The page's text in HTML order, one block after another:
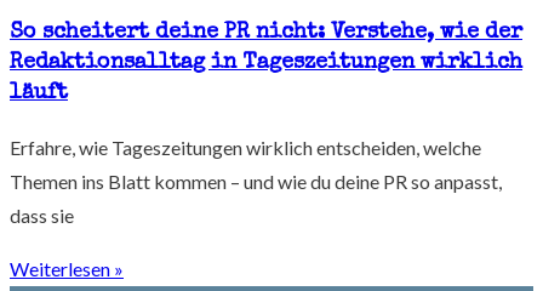
So scheitert deine PR nicht: Verstehe, wie der
Redaktionsalltag in Tageszeitungen wirklich
läuft
Erfahre, wie Tageszeitungen wirklich entscheiden, welche
Themen ins Blatt kommen – und wie du deine PR so anpasst,
dass sie
Weiterlesen »